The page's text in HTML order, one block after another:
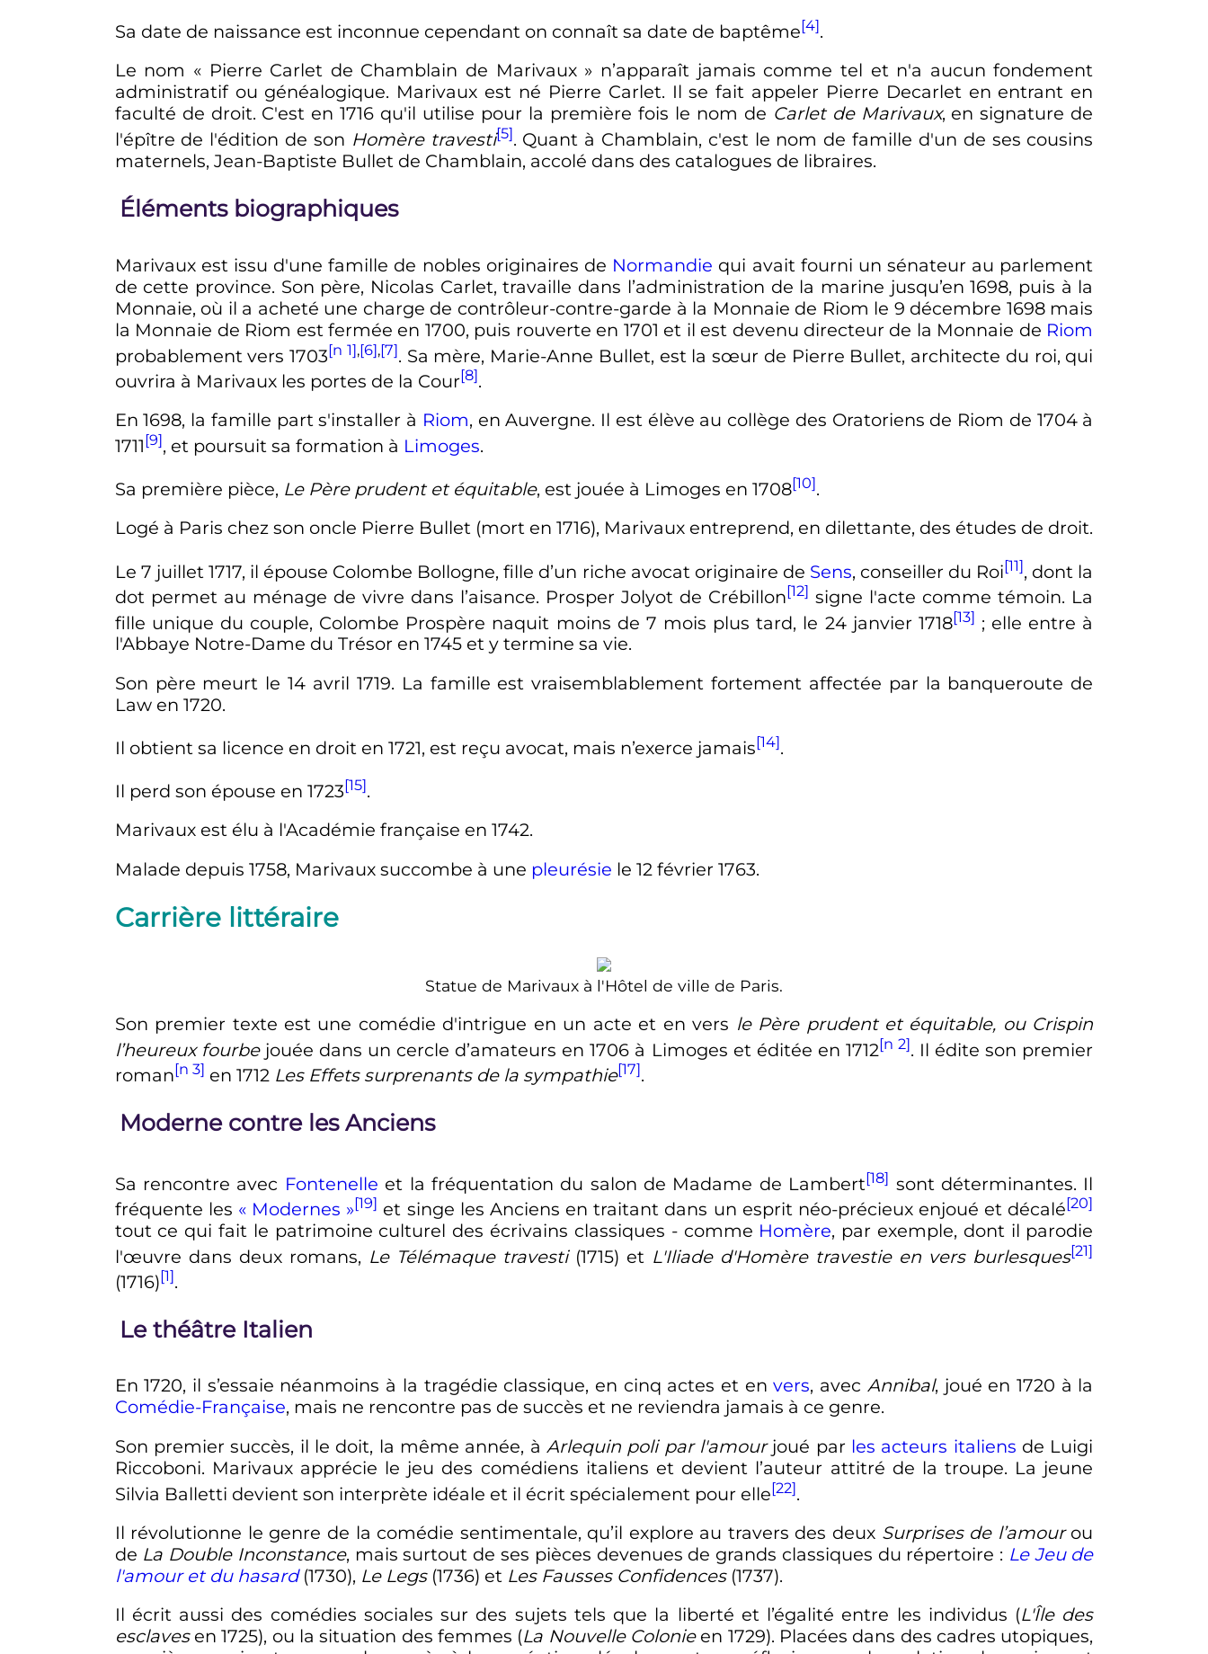
Sa date de naissance est inconnue cependant on connaît sa date de baptême[4].
Le nom « Pierre Carlet de Chamblain de Marivaux » n’apparaît jamais comme tel et n'a aucun fondement
administratif ou généalogique. Marivaux est né Pierre Carlet. Il se fait appeler Pierre Decarlet en entrant en
faculté de droit. C'est en 1716 qu'il utilise pour la première fois le nom de Carlet de Marivaux, en signature de
l'épître de l'édition de son Homère travesti[5]. Quant à Chamblain, c'est le nom de famille d'un de ses cousins
maternels, Jean-Baptiste Bullet de Chamblain, accolé dans des catalogues de libraires.
Éléments biographiques
Marivaux est issu d'une famille de nobles originaires de Normandie qui avait fourni un sénateur au parlement
de cette province. Son père, Nicolas Carlet, travaille dans l’administration de la marine jusqu’en 1698, puis à la
Monnaie, où il a acheté une charge de contrôleur-contre-garde à la Monnaie de Riom le 9 décembre 1698mais
la Monnaie de Riom est fermée en 1700, puis rouverte en 1701 et il est devenu directeur de la Monnaie de Riom
probablement vers 1703[n 1],[6],[7]. Sa mère, Marie-Anne Bullet, est la sœur de Pierre Bullet, architecte du roi, qui
ouvrira à Marivaux les portes de la Cour[8].
En 1698, la famille part s'installer à Riom, en Auvergne. Il est élève au collège des Oratoriens de Riom de 1704 à
1711[9], et poursuit sa formation à Limoges.
Sa première pièce, Le Père prudent et équitable, est jouée à Limoges en 1708[10].
Logé à Paris chez son oncle Pierre Bullet (mort en 1716), Marivaux entreprend, en dilettante, des études de droit.
Le 7 juillet 1717, il épouse Colombe Bollogne, fille d’un riche avocat originaire de Sens, conseiller du Roi[11], dont la
dot permet au ménage de vivre dans l’aisance. Prosper Jolyot de Crébillon[12] signe l'acte comme témoin. La
fille unique du couple, Colombe Prospère naquit moins de 7 mois plus tard, le 24 janvier 1718[13] ; elle entre à
l'Abbaye Notre-Dame du Trésor en 1745 et y termine sa vie.
Son père meurt le14 avril 1719. La famille est vraisemblablement fortement affectée par la banqueroute de
Law en 1720.
Il obtient sa licence en droit en 1721, est reçu avocat, mais n’exerce jamais[14].
Il perd son épouse en 1723[15].
Marivaux est élu à l'Académie française en 1742.
Malade depuis 1758, Marivaux succombe à une pleurésie le 12 février 1763.
Carrière littéraire
Statue de Marivaux à l'Hôtel de ville de Paris.
Son premier texte est une comédie d'intrigue en un acte et en vers le Père prudent et équitable, ou Crispin
l’heureux fourbejouée dans un cercle d’amateurs en 1706 à Limoges et éditée en 1712[n 2]. Il édite son premier
roman[n 3] en 1712 Les Effets surprenants de la sympathie[17].
Moderne contre les Anciens
Sa rencontre avec Fontenelle et la fréquentation du salon de Madame de Lambert[18] sont déterminantes. Il
fréquente les « Modernes »[19] et singe les Anciens en traitant dans un esprit néo-précieux enjoué et décalé[20]
tout ce qui fait le patrimoine culturel des écrivains classiques - comme Homère, par exemple, dont il parodie
l'œuvre dans deux romans, Le Télémaque travesti(1715) et L'Iliade d'Homère travestie en vers burlesques[21]
(1716)[1].
Le théâtre Italien
En 1720, il s’essaie néanmoins à la tragédie classique, en cinq actes et envers, avec Annibal, joué en 1720 à la
Comédie-Française, mais ne rencontre pas de succès et ne reviendra jamais à ce genre.
Son premier succès, il le doit, la même année, à Arlequin poli par l'amourjoué par les acteurs italiens de Luigi
Riccoboni. Marivaux apprécie le jeu des comédiens italiens et devient l’auteur attitré de la troupe. La jeune
Silvia Balletti devient son interprète idéale et il écrit spécialement pour elle[22].
Il révolutionne le genre de la comédie sentimentale, qu’il explore au travers des deux Surprises de l’amourou
de La Double Inconstance, mais surtout de ses pièces devenues de grands classiques du répertoire : Le Jeu de
l'amour et du hasard(1730), Le Legs(1736) et Les Fausses Confidences(1737).
Il écrit aussi des comédies sociales sur des sujets tels que la liberté et l’égalité entre les individus (L'Île des
esclavesen1725), ou la situation des femmes (La Nouvelle Colonieen 1729). Placées dans des cadres utopiques,